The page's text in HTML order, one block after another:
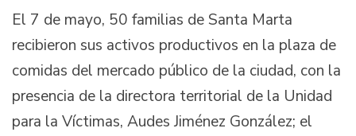
El 7 de mayo, 50 familias de Santa Marta
recibieron sus activos productivos en la plaza de
comidas del mercado público de la ciudad, con la
presencia de la directora territorial de la Unidad
para la Víctimas, Audes Jiménez González; el